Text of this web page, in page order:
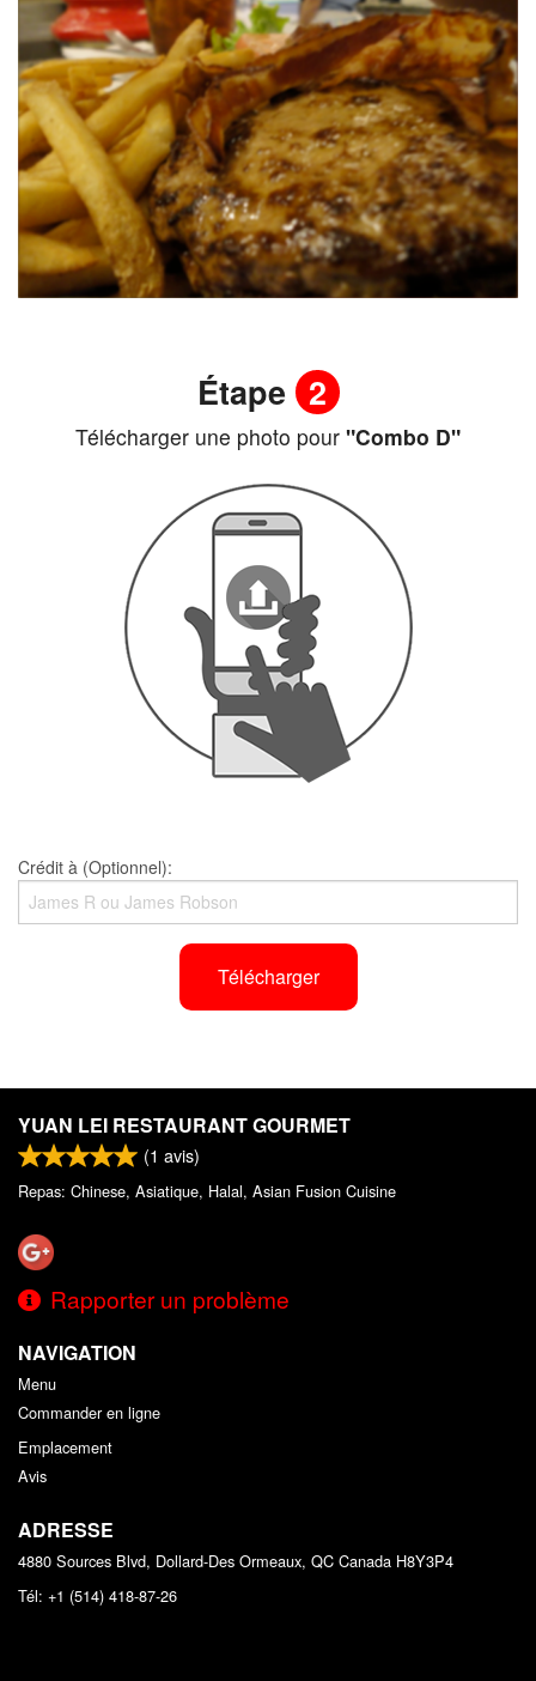
Étape 2
Télécharger une photo pour "Combo D"
Crédit à (Optionnel):
Télécharger
YUAN LEI RESTAURANT GOURMET
(1 avis)
Repas: Chinese, Asiatique, Halal, Asian Fusion Cuisine
Rapporter un problème
NAVIGATION
Menu
Commander en ligne
Emplacement
Avis
ADRESSE
4880 Sources Blvd, Dollard-Des Ormeaux, QC Canada H8Y3P4
Tél: +1 (514) 418-87-26